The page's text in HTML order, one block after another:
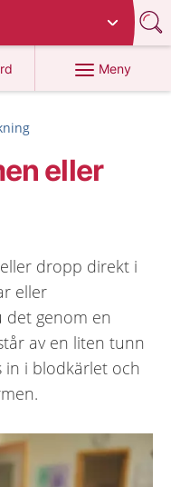
Meny
eller
dropp direkt i
eller
det genom en
av en liten tunn
in i blodkärlet och